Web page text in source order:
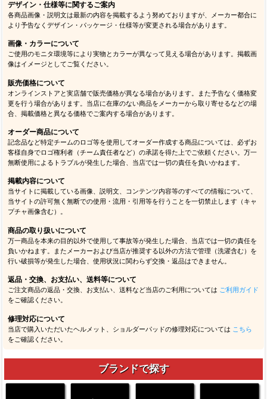
デザイン・仕様等に関するご案内
各商品画像・説明文は最新の内容を掲載するよう努めておりますが、メーカー都合に
より予告なくデザイン・パッケージ・仕様等が変更される場合があります。
画像・カラーについて
ご使用のモニタ環境等により実物とカラーが異なって見える場合があります。掲載画
像はイメージとしてご覧ください。
販売価格について
オンラインストアと実店舗で販売価格が異なる場合があります。また予告なく価格変
更を行う場合があります。当店に在庫のない商品をメーカーから取り寄せるなどの場
合、掲載価格と異なる価格でご案内する場合があります。
オーダー商品について
記念品など特定チームのロゴ等を使用してオーダー作成する商品については、必ずお
客様自身でロゴ権利者（チーム責任者など）の承諾を得た上でご依頼ください。万一
無断使用によるトラブルが発生した場合、当店では一切の責任を負いかねます。
掲載内容について
当サイトに掲載している画像、説明文、コンテンツ内容等のすべての情報について、
当サイトの許可無く無断での使用・流用・引用等を行うことを一切禁止します（キャ
プチャ画像含む）。
商品の取り扱いについて
万一商品を本来の目的以外で使用して事故等が発生した場合、当店では一切の責任を
負いかねます。またメーカーおよび当店が推奨する以外の方法で管理（洗濯含む）を
行い破損等が発生した場合、使用状況に関わらず交換・返品はできません。
返品・交換、お支払い、送料等について
ご注文商品の返品・交換、お支払い、送料など当店のご利用については ご利用ガイド
をご確認ください。
修理対応について
当店で購入いただいたヘルメット、ショルダーパッドの修理対応については こちら
をご確認ください。
ブランドで探す